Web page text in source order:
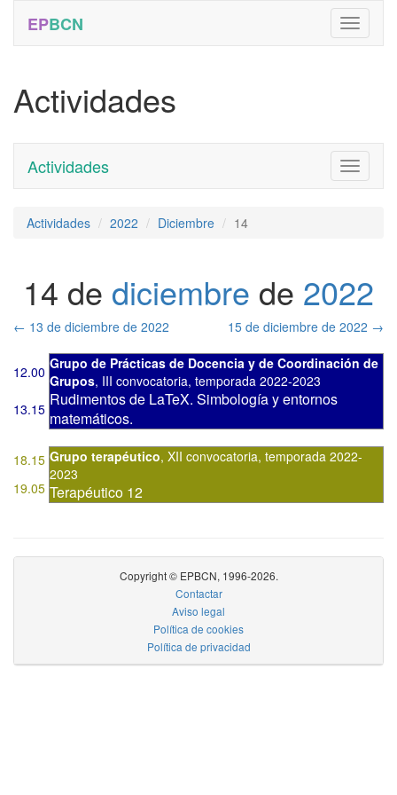
EPBCN
Actividades
Toggle
Actividades
Actividades 2022 Diciembre 14
14 de diciembre de 2022
← 13 de diciembre de 2022 15 de diciembre de 2022 →
12.00 Grupo de Prácticas de Docencia y de Coordinación de
Grupos, III convocatoria, temporada 2022-2023
Rudimentos de LaTeX. Simbología y entornos
matemáticos.
13.15
18.15 Grupo terapéutico, XII convocatoria, temporada 2022-
2023
Terapéutico 12
19.05
Copyright © EPBCN, 1996-2026.
Contactar
Aviso legal
Política de cookies
Política de privacidad